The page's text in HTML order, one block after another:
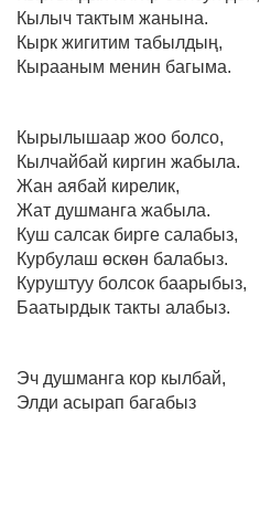
Кылыч тактым жанына.
Кырк жигитим табылдың,
Кырааным менин багыма.
Кырылышаар жоо болсо,
Кылчайбай киргин жабыла.
Жан аябай кирелик,
Жат душманга жабыла.
Куш салсак бирге салабыз,
Курбулаш өскөн балабыз.
Куруштуу болсок баарыбыз,
Баатырдык такты алабыз.
Эч душманга кор кылбай,
Элди асырап багабыз